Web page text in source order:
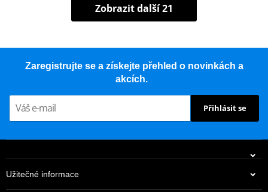
Zobrazit další 21
Zaregistrujte se a získejte přehled o novinkách a
akcích.
Přihlásit se
Užitečné informace